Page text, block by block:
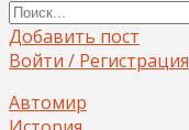
Добавить пост
Войти / Регистрация
Автомир